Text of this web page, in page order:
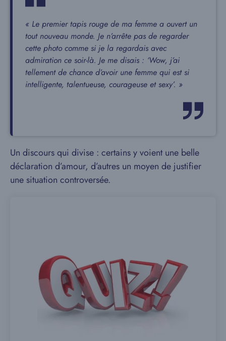
« Le premier tapis rouge de ma femme a ouvert un
tout nouveau monde. Je n’arrête pas de regarder
cette photo comme si je la regardais avec
admiration ce soir-là. Je me disais : ‘Wow, j’ai
tellement de chance d’avoir une femme qui est si
intelligente, talentueuse, courageuse et sexy’. »
Un discours qui divise : certains y voient une belle
déclaration d’amour, d’autres un moyen de justifier
une situation controversée.